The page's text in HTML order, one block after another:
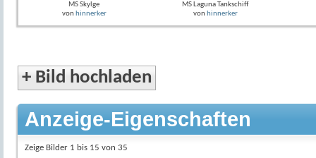
MS Skylge
von hinnerker
MS Laguna Tankschiff
von hinnerker
+ Bild hochladen
Anzeige-Eigenschaften
Zeige Bilder 1 bis 15 von 35